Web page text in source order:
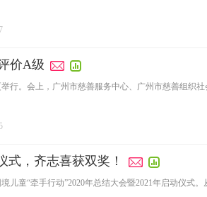
价A级
行。会上，广州市慈善服务中心、广州市慈善组织
式，齐志喜获双奖！
童“牵手行动”2020年总结大会暨2021年启动仪式